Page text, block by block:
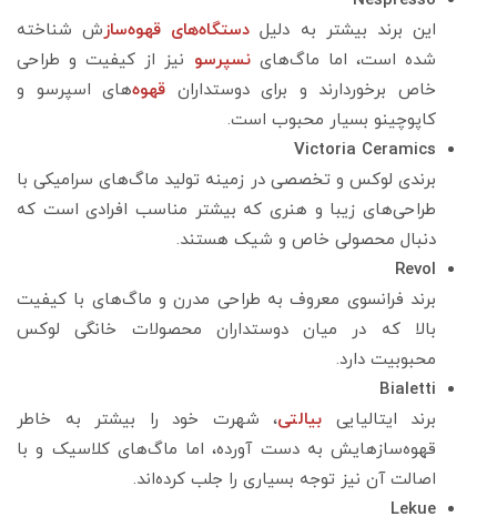
این برند بیشتر به دلیل دستگاه‌های قهوه‌سازش شناخته
شده است، اما ماگ‌هاینسپرسو نیز از کیفیت و طراحی
خاص برخوردارند و برای دوستداران قهوه‌های اسپرسو و
کاپوچینو بسیار محبوب است.
Victoria Ceramics
برندی لوکس و تخصصی در زمینه تولید ماگ‌های سرامیکی با
طراحی‌های زیبا و هنری که بیشتر مناسب افرادی است که
دنبال محصولی خاص و شیک هستند.
Revol
برند فرانسوی معروف به طراحی مدرن و ماگ‌های با کیفیت
بالا که در میان دوستداران محصولات خانگی لوکس
محبوبیت دارد.
Bialetti
برند ایتالیایی بیالتی، شهرت خود را بیشتر به خاطر
قهوه‌سازهایش به دست آورده، اما ماگ‌های کلاسیک و با
اصالت آن نیز توجه بسیاری را جلب کرده‌اند.
Lekue